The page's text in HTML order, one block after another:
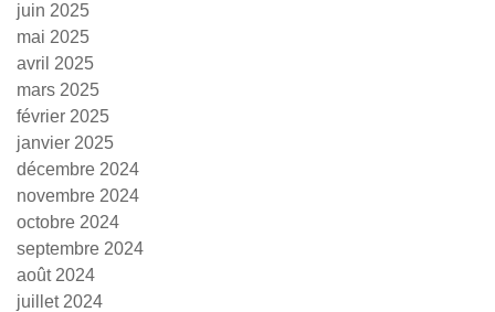
juin 2025
mai 2025
avril 2025
mars 2025
février 2025
janvier 2025
décembre 2024
novembre 2024
octobre 2024
septembre 2024
août 2024
juillet 2024